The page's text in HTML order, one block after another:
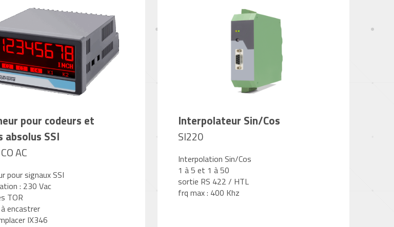
pour codeurs et
absolus SSI
AC
pour signaux SSI
: 230 Vac
TOR
encastrer
IX346
Interpolateur Sin/Cos
SI220
Interpolation Sin/Cos
1 à 5 et 1 à 50
sortie RS 422 / HTL
frq max : 400 Khz